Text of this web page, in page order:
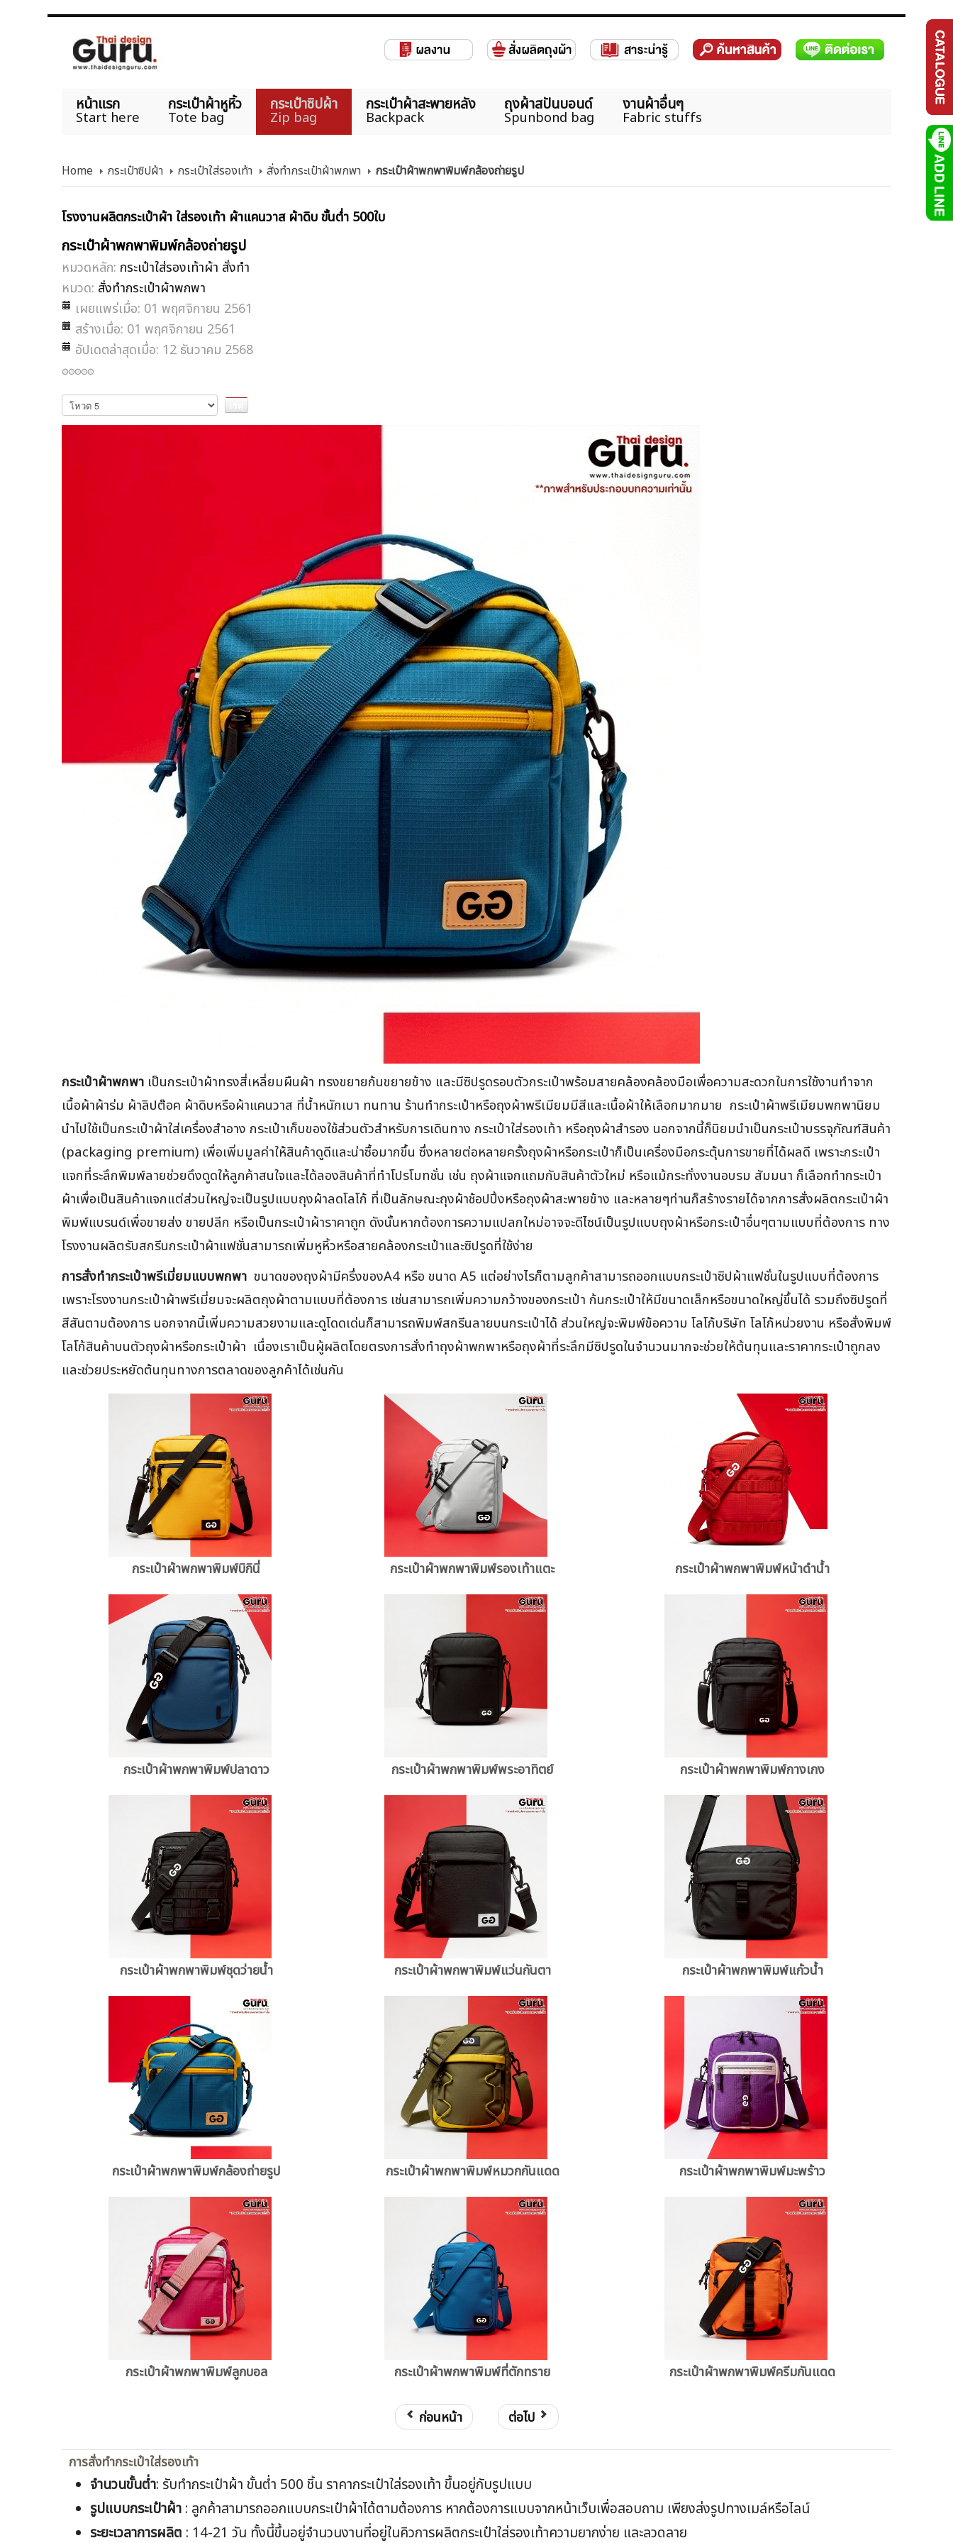
หน้าแรก
Start here
กระเป๋าผ้าหูหิ้ว
Tote bag
กระเป๋าซิปผ้า
Zip bag
กระเป๋าผ้าสะพายหลัง
Backpack
ถุงผ้าสปันบอนด์
Spunbond bag
งานผ้าอื่นๆ
Fabric stuffs
Home กระเป๋าซิปผ้า กระเป๋าใส่รองเท้า สั่งทำกระเป๋าผ้าพกพา กระเป๋าผ้าพกพาพิมพ์กล้องถ่ายรูป
โรงงานผลิตกระเป๋าผ้า ใส่รองเท้า ผ้าแคนวาส ผ้าดิบ ขั้นต่ำ 500ใบ
กระเป๋าผ้าพกพาพิมพ์กล้องถ่ายรูป
หมวดหลัก: กระเป๋าใส่รองเท้าผ้า สั่งทำ
หมวด: สั่งทำกระเป๋าผ้าพกพา
เผยแพร่เมื่อ: 01 พฤศจิกายน 2561
สร้างเมื่อ: 01 พฤศจิกายน 2561
อัปเดตล่าสุดเมื่อ: 12 ธันวาคม 2568
กรุณา
ให้
คะแนน
กระเป๋าผ้าพกพา เป็นกระเป๋าผ้าทรงสี่เหลี่ยมผืนผ้า ทรงขยายก้นขยายข้าง และมีซิปรูดรอบตัวกระเป๋าพร้อมสายคล้องคล้องมือเพื่อความสะดวกในการใช้งานทำจาก
เนื้อผ้าผ้าร่ม ผ้าลิปต๊อค ผ้าดิบหรือผ้าแคนวาส ที่น้ำหนักเบา ทนทาน ร้านทำกระเป๋าหรือถุงผ้าพรีเมียมมีสีและเนื้อผ้าให้เลือกมากมาย กระเป๋าผ้าพรีเมียมพกพานิยม
นำไปใช้เป็นกระเป๋าผ้าใส่เครื่องสำอาง กระเป๋าเก็บของใช้ส่วนตัวสำหรับการเดินทาง กระเป๋าใส่รองเท้า หรือถุงผ้าสำรอง นอกจากนี้ก็นิยมนำเป็นกระเป๋าบรรจุภัณฑ์สินค้า
(packaging premium) เพื่อเพิ่มมูลค่าให้สินค้าดูดีและน่าซื้อมากขึ้น ซึ่งหลายต่อหลายครั้งถุงผ้าหรือกระเป๋าก็เป็นเครื่องมือกระตุ้นการขายที่ได้ผลดี เพราะกระเป๋า
แจกที่ระลึกพิมพ์ลายช่วยดึงดูดให้ลูกค้าสนใจและได้ลองสินค้าที่ทำโปรโมทชั่น เช่น ถุงผ้าแจกแถมกับสินค้าตัวใหม่ หรือแม้กระทั่งงานอบรม สัมมนา ก็เลือกทำกระเป๋า
ผ้าเพื่อเป็นสินค้าแจกแต่ส่วนใหญ่จะเป็นรูปแบบถุงผ้าลดโลโก้ ที่เป็นลักษณะถุงผ้าช้อปปิ้งหรือถุงผ้าสะพายข้าง และหลายๆท่านก็สร้างรายได้จากการสั่งผลิตกระเป๋าผ้า
พิมพ์แบรนด์เพื่อขายส่ง ขายปลีก หรือเป็นกระเป๋าผ้าราคาถูก ดังนั้นหากต้องการความแปลกใหม่อาจจะดีไซน์เป็นรูปแบบถุงผ้าหรือกระเป๋าอื่นๆตามแบบที่ต้องการ ทาง
โรงงานผลิตรับสกรีนกระเป๋าผ้าแฟชั่นสามารถเพิ่มหูหิ้วหรือสายคล้องกระเป๋าและซิปรูดที่ใช้ง่าย
การสั่งทำกระเป๋าพรีเมี่ยมแบบพกพา ขนาดของถุงผ้ามีครึ่งของA4 หรือ ขนาด A5 แต่อย่างไรก็ตามลูกค้าสามารถออกแบบกระเป๋าซิปผ้าแฟชั่นในรูปแบบที่ต้องการ
เพราะโรงงานกระเป๋าผ้าพรีเมี่ยมจะผลิตถุงผ้าตามแบบที่ต้องการ เช่นสามารถเพิ่มความกว้างของกระเป๋า ก้นกระเป๋าให้มีขนาดเล็กหรือขนาดใหญ่ขึ้นได้ รวมถึงซิปรูดที่
สีสันตามต้องการ นอกจากนี้เพิ่มความสวยงามและดูโดดเด่นก็สามารถพิมพ์สกรีนลายบนกระเป๋าได้ ส่วนใหญ่จะพิมพ์ข้อความ โลโก้บริษัท โลโก้หน่วยงาน หรือสั่งพิมพ์
โลโก้สินค้าบนตัวถุงผ้าหรือกระเป๋าผ้า เนื่องเราเป็นผู้ผลิตโดยตรงการสั่งทำถุงผ้าพกพาหรือถุงผ้าที่ระลึกมีซิปรูดในจำนวนมากจะช่วยให้ต้นทุนและราคากระเป๋าถูกลง
และช่วยประหยัดต้นทุนทางการตลาดของลูกค้าได้เช่นกัน
กระเป๋าผ้าพกพาพิมพ์บิกินี่ กระเป๋าผ้าพกพาพิมพ์รองเท้าแตะ กระเป๋าผ้าพกพาพิมพ์หน้าดำน้ำ
กระเป๋าผ้าพกพาพิมพ์ปลาดาว กระเป๋าผ้าพกพาพิมพ์พระอาทิตย์ กระเป๋าผ้าพกพาพิมพ์กางเกง
กระเป๋าผ้าพกพาพิมพ์ชุดว่ายน้ำ กระเป๋าผ้าพกพาพิมพ์แว่นกันตา กระเป๋าผ้าพกพาพิมพ์แก้วน้ำ
กระเป๋าผ้าพกพาพิมพ์กล้องถ่ายรูป กระเป๋าผ้าพกพาพิมพ์หมวกกันแดด กระเป๋าผ้าพกพาพิมพ์มะพร้าว
กระเป๋าผ้าพกพาพิมพ์ลูกบอล กระเป๋าผ้าพกพาพิมพ์ที่ตักทราย กระเป๋าผ้าพกพาพิมพ์ครีมกันแดด
ก่อนหน้า ต่อไป
การสั่งทำกระเป๋าใส่รองเท้า
จำนวนขั้นต่ำ: รับทำกระเป๋าผ้า ขั้นต่ำ 500 ชิ้น ราคากระเป๋าใส่รองเท้า ขึ้นอยู่กับรูปแบบ
รูปแบบกระเป๋าผ้า : ลูกค้าสามารถออกแบบกระเป๋าผ้าได้ตามต้องการ หากต้องการแบบจากหน้าเว็บเพื่อสอบถาม เพียงส่งรูปทางเมล์หรือไลน์
ระยะเวลาการผลิต : 14-21 วัน ทั้งนี้ขึ้นอยู่จำนวนงานที่อยู่ในคิวการผลิตกระเป๋าใส่รองเท้าความยากง่าย และลวดลาย